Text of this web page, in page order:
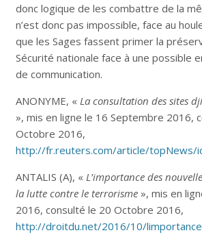
donc logique de les combattre de la
n’est donc pas impossible, face au
que les Sages fassent primer la
Sécurité nationale face à une possible
de communication.
ANONYME, « La consultation des sites
», mis en ligne le 16 Septembre 2016,
Octobre 2016,
http://fr.reuters.com/article/topNews/
ANTALIS (A), « L’importance des
la lutte contre le terrorisme», mis en
2016, consulté le 20 Octobre 2016,
http://droitdu.net/2016/10/